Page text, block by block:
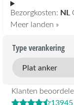
Bezorgkosten: NL
Meer landen »
Klanten
Type verankering